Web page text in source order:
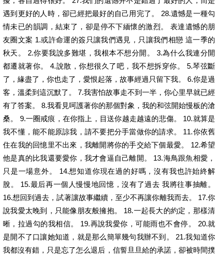
遇到更好的人時，卻已經把最好的自己用完了。 28.遺憾是一種勾
情未已的韻調，結束了，卻是停不下緬懷的激烈。 表達遺憾的朋
友圈文案 1.或許命運的簽只讓我們遇見，只讓我們相戀 這一季的
秋天。 2.你要我說多難堪，我根本不想分開。 3.為什么我連分開
都遷就著你。 4.說散，你想很久了吧，我不想拆穿你。 5.琴弦斷
了，緣盡了，你也走了，愛恨起落，故事經過只留下我。 6.你是過
客，溫柔到這沉默了。 7.我害怕故事走不到一半，你心里早就已經
有了答案。 8.我看見呵護著你的那個對象，我的和弦開始慢板的滄
桑。 9.一圈戒痕，在你指上，目送你越走越遠的悲傷。 10.就算是
我不懂，能不能原諒我，請不要把分手當做你的請求。 11.你依舊
住在我的回憶里不出來，我離開將你的手交給下個最愛。 12.希望
他是真的比我還要愛你，我才會逼自己離開。 13.海鳥跟魚相愛，
只是一場意外。 14.想知道你現在過的好嗎，沒有我也許始終解
脫。 15.最后再一個人慢慢地回憶，沒有了過去 我將往事抽離。
16.想回到過去，試著讓故事繼續，至少不再讓你離我而去。 17.你
說我愛太晚到，只能像朋友般擁抱。 18.一起長大的約定，那樣清
晰，拉過勾的我相信。 19.再說我愛你，可能雨也不會停。 20.就
是開不了口讓她知道，就是那么簡單幾句我辦不到。 21.我知道你
我都沒有錯，只是忘了怎么退后，信誓旦旦給的承諾，卻被時間撲